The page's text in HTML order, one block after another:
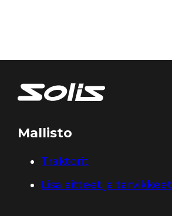
Mallisto
Traktorit
Lisälaitteet ja tarvikkeet